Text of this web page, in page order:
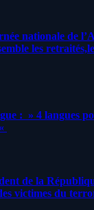
nationale de
les
: » 4 langues
de la
victimes du